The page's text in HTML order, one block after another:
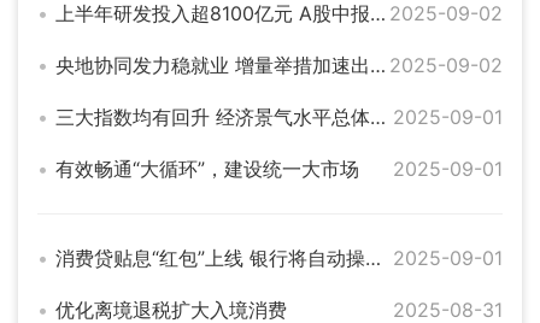
上半年研发投入超8100亿元 A股中报折射经济新动能加速成长 2025-09-02
央地协同发力稳就业 增量举措加速出台落实 2025-09-02
三大指数均有回升 经济景气水平总体保持扩张——透视8月份PMI数据 2025-09-01
有效畅通“大循环”，建设统一大市场 2025-09-01
消费贷贴息“红包”上线 银行将自动操作直接扣减 2025-09-01
优化离境退税扩大入境消费 2025-08-31